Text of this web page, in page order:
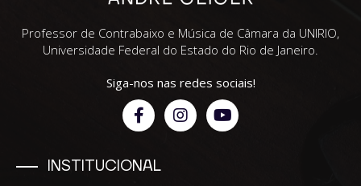
Professor de Contrabaixo e Música de Câmara da UNIRIO,
Universidade Federal do Estado do Rio de Janeiro.
Siga-nos nas redes sociais!
INSTITUCIONAL